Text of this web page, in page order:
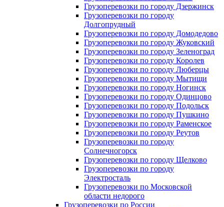
Грузоперевозки по городу Дзержинск
Грузоперевозки по городу
Долгопрудный
Грузоперевозки по городу Домодедово
Грузоперевозки по городу Жуковский
Грузоперевозки по городу Зеленоград
Грузоперевозки по городу Королев
Грузоперевозки по городу Люберцы
Грузоперевозки по городу Мытищи
Грузоперевозки по городу Ногинск
Грузоперевозки по городу Одинцово
Грузоперевозки по городу Подольск
Грузоперевозки по городу Пушкино
Грузоперевозки по городу Раменское
Грузоперевозки по городу Реутов
Грузоперевозки по городу
Солнечногорск
Грузоперевозки по городу Щелково
Грузоперевозки по городу
Электросталь
Грузоперевозки по Московской
области недорого
Грузоперевозки по России